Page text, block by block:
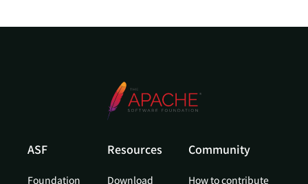
ASF
Foundation
Resources
Download
Community
How to contribute